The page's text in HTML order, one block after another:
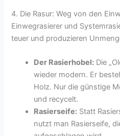
4. Die Rasur: Weg von den
Einwegrasierer und
teuer und produzieren
Der Rasierhobel: Die
wieder modern. Er
Holz. Nur die günstige
und recycelt.
Rasierseife: Statt
nutzt man Rasierseife,